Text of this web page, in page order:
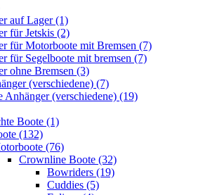
auf Lager (1)
für Jetskis (2)
für Motorboote mit Bremsen (7)
für Segelboote mit bremsen (7)
ohne Bremsen (3)
(verschiedene) (7)
Anhänger (verschiedene) (19)
Boote (1)
(132)
(76)
Crownline Boote (32)
Bowriders (19)
Cuddies (5)